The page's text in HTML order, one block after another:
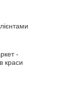
-
краси